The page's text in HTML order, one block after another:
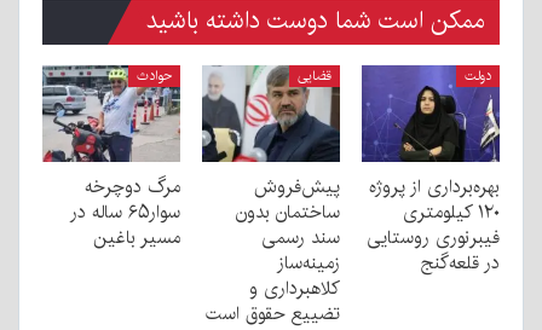
ممکن است شما دوست داشته باشید
دولت
بهره‌برداری از پروژه
۱۲۰ کیلومتری
فیبرنوری روستایی
در قلعه‌گنج
قضایی
پیش‌فروش
ساختمان بدون
سند رسمی
زمینه‌ساز
کلاهبرداری و
تضییع حقوق است
حوادث
مرگ دوچرخه
سوار۶۵ ساله در
مسیر باغین